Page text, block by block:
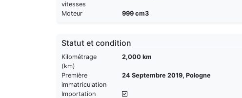
vitesses
Moteur 999 cm3
Statut et condition
Kilométrage
(km)
2,000 km
Première
immatriculation
24 Septembre 2019, Pologne
Importation